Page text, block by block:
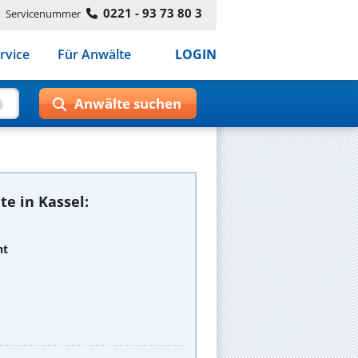
Servicenummer 0221 - 93 73 80 3
Für Anwälte LOGIN
in Kassel: